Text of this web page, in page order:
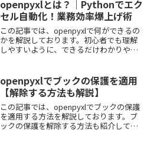
openpyxlとは？｜Pythonでエク
セル自動化！業務効率爆上げ術
この記事では、openpyxlで何ができるの
かを解説しております。初心者でも理解
しやすいように、できるだけわかりやす
openpyxlでブックの保護を適用
【解除する方法も解説】
この記事では、openpyxlでブックの保護
を適用する方法を解説しております。ブ
ックの保護を解除する方法も紹介してお